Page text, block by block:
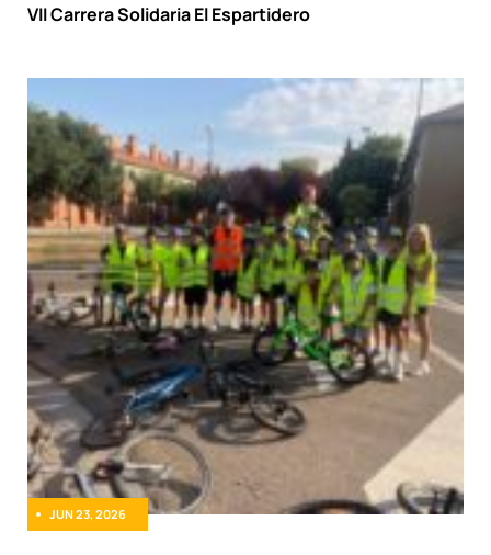
VII Carrera Solidaria El Espartidero
JUN 23, 2026